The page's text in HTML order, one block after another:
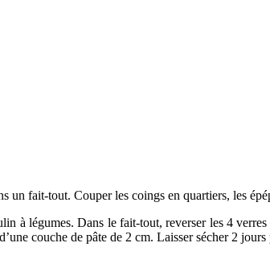
un fait-tout. Couper les coings en quartiers, les
à légumes. Dans le fait-tout, reverser les 4
couche de pâte de 2 cm. Laisser sécher 2